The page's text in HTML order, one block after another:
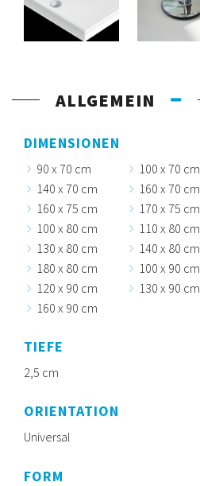
ALLGEMEIN
DIMENSIONEN
90 x 70 cm 100 x 70 cm
140 x 70 cm
160 x 70 cm
160 x 75 cm
170 x 75 cm
100 x 80 cm
110 x 80 cm
130 x 80 cm
140 x 80 cm
180 x 80 cm
100 x 90 cm
120 x 90 cm
130 x 90 cm
160 x 90 cm
TIEFE
2,5 cm
ORIENTATION
Universal
FORM